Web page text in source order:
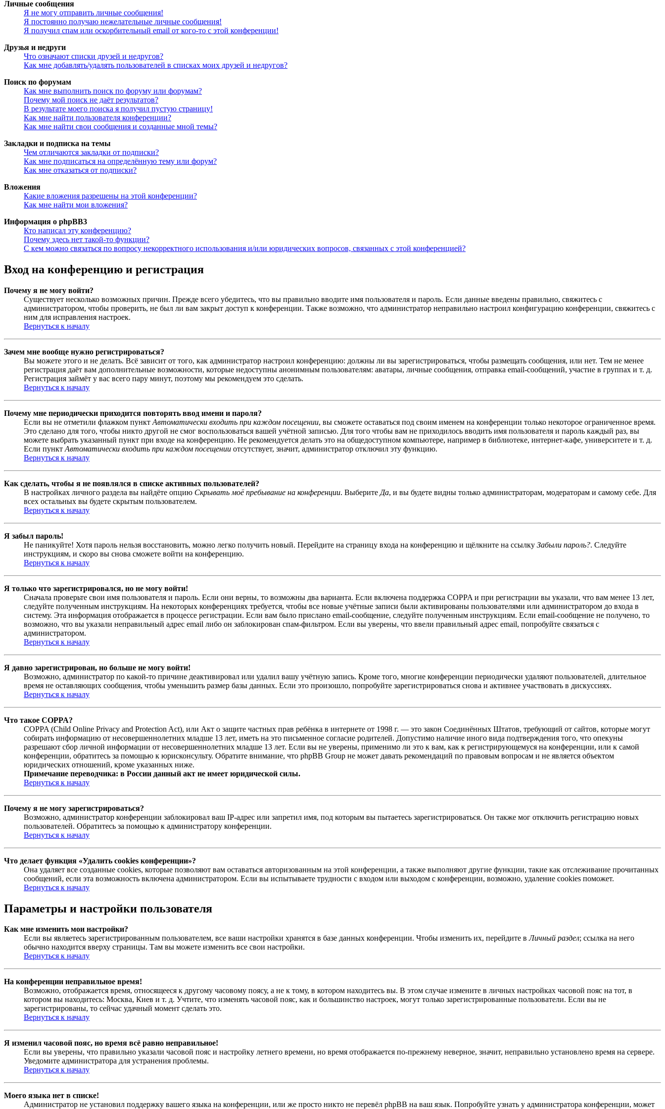
Личные сообщения
Я не могу отправить личные сообщения!
Я постоянно получаю нежелательные личные сообщения!
Я получил спам или оскорбительный email от кого-то с этой конференции!
Друзья и недруги
Что означают списки друзей и недругов?
Как мне добавлять/удалять пользователей в списках моих друзей и недругов?
Поиск по форумам
Как мне выполнить поиск по форуму или форумам?
Почему мой поиск не даёт результатов?
В результате моего поиска я получил пустую страницу!
Как мне найти пользователя конференции?
Как мне найти свои сообщения и созданные мной темы?
Закладки и подписка на темы
Чем отличаются закладки от подписки?
Как мне подписаться на определённую тему или форум?
Как мне отказаться от подписки?
Вложения
Какие вложения разрешены на этой конференции?
Как мне найти мои вложения?
Информация о phpBB3
Кто написал эту конференцию?
Почему здесь нет такой-то функции?
С кем можно связаться по вопросу некорректного использования и/или юридических вопросов, связанных с этой конференцией?
Вход на конференцию и регистрация
Почему я не могу войти?
Существует несколько возможных причин. Прежде всего убедитесь, что вы правильно вводите имя пользователя и пароль. Если данные введены правильно, свяжитесь с
администратором, чтобы проверить, не был ли вам закрыт доступ к конференции. Также возможно, что администратор неправильно настроил конфигурацию конференции, свяжитесь с
ним для исправления настроек.
Вернуться к началу
Зачем мне вообще нужно регистрироваться?
Вы можете этого и не делать. Всё зависит от того, как администратор настроил конференцию: должны ли вы зарегистрироваться, чтобы размещать сообщения, или нет. Тем не менее
регистрация даёт вам дополнительные возможности, которые недоступны анонимным пользователям: аватары, личные сообщения, отправка email-сообщений, участие в группах и т. д.
Регистрация займёт у вас всего пару минут, поэтому мы рекомендуем это сделать.
Вернуться к началу
Почему мне периодически приходится повторять ввод имени и пароля?
Если вы не отметили флажком пункт Автоматически входить при каждом посещении, вы сможете оставаться под своим именем на конференции только некоторое ограниченное время.
Это сделано для того, чтобы никто другой не смог воспользоваться вашей учётной записью. Для того чтобы вам не приходилось вводить имя пользователя и пароль каждый раз, вы
можете выбрать указанный пункт при входе на конференцию. Не рекомендуется делать это на общедоступном компьютере, например в библиотеке, интернет-кафе, университете и т. д.
Если пункт Автоматически входить при каждом посещении отсутствует, значит, администратор отключил эту функцию.
Вернуться к началу
Как сделать, чтобы я не появлялся в списке активных пользователей?
В настройках личного раздела вы найдёте опцию Скрывать моё пребывание на конференции. Выберите Да, и вы будете видны только администраторам, модераторам и самому себе. Для
всех остальных вы будете скрытым пользователем.
Вернуться к началу
Я забыл пароль!
Не паникуйте! Хотя пароль нельзя восстановить, можно легко получить новый. Перейдите на страницу входа на конференцию и щёлкните на ссылку Забыли пароль?. Следуйте
инструкциям, и скоро вы снова сможете войти на конференцию.
Вернуться к началу
Я только что зарегистрировался, но не могу войти!
Сначала проверьте свои имя пользователя и пароль. Если они верны, то возможны два варианта. Если включена поддержка COPPA и при регистрации вы указали, что вам менее 13 лет,
следуйте полученным инструкциям. На некоторых конференциях требуется, чтобы все новые учётные записи были активированы пользователями или администратором до входа в
систему. Эта информация отображается в процессе регистрации. Если вам было прислано email-сообщение, следуйте полученным инструкциям. Если email-сообщение не получено, то
возможно, что вы указали неправильный адрес email либо он заблокирован спам-фильтром. Если вы уверены, что ввели правильный адрес email, попробуйте связаться с
администратором.
Вернуться к началу
Я давно зарегистрирован, но больше не могу войти!
Возможно, администратор по какой-то причине деактивировал или удалил вашу учётную запись. Кроме того, многие конференции периодически удаляют пользователей, длительное
время не оставляющих сообщения, чтобы уменьшить размер базы данных. Если это произошло, попробуйте зарегистрироваться снова и активнее участвовать в дискуссиях.
Вернуться к началу
Что такое COPPA?
COPPA (Child Online Privacy and Protection Act), или Акт о защите частных прав ребёнка в интернете от 1998 г. — это закон Соединённых Штатов, требующий от сайтов, которые могут
собирать информацию от несовершеннолетних младше 13 лет, иметь на это письменное согласие родителей. Допустимо наличие иного вида подтверждения того, что опекуны
разрешают сбор личной информации от несовершеннолетних младше 13 лет. Если вы не уверены, применимо ли это к вам, как к регистрирующемуся на конференции, или к самой
конференции, обратитесь за помощью к юрисконсульту. Обратите внимание, что phpBB Group не может давать рекомендаций по правовым вопросам и не является объектом
юридических отношений, кроме указанных ниже.
Примечание переводчика: в России данный акт не имеет юридической силы.
Вернуться к началу
Почему я не могу зарегистрироваться?
Возможно, администратор конференции заблокировал ваш IP-адрес или запретил имя, под которым вы пытаетесь зарегистрироваться. Он также мог отключить регистрацию новых
пользователей. Обратитесь за помощью к администратору конференции.
Вернуться к началу
Что делает функция «Удалить cookies конференции»?
Она удаляет все созданные cookies, которые позволяют вам оставаться авторизованным на этой конференции, а также выполняют другие функции, такие как отслеживание прочитанных
сообщений, если эта возможность включена администратором. Если вы испытываете трудности с входом или выходом с конференции, возможно, удаление cookies поможет.
Вернуться к началу
Параметры и настройки пользователя
Как мне изменить мои настройки?
Если вы являетесь зарегистрированным пользователем, все ваши настройки хранятся в базе данных конференции. Чтобы изменить их, перейдите вЛичный раздел; ссылка на него
обычно находится вверху страницы. Там вы можете изменить все свои настройки.
Вернуться к началу
На конференции неправильное время!
Возможно, отображается время, относящееся к другому часовому поясу, а не к тому, в котором находитесь вы. В этом случае измените в личных настройках часовой пояс на тот, в
котором вы находитесь: Москва, Киев и т. д. Учтите, что изменять часовой пояс, как и большинство настроек, могут только зарегистрированные пользователи. Если вы не
зарегистрированы, то сейчас удачный момент сделать это.
Вернуться к началу
Я изменил часовой пояс, но время всё равно неправильное!
Если вы уверены, что правильно указали часовой пояс и настройку летнего времени, но время отображается по-прежнему неверное, значит, неправильно установлено время на сервере.
Уведомите администратора для устранения проблемы.
Вернуться к началу
Моего языка нет в списке!
Администратор не установил поддержку вашего языка на конференции, или же просто никто не перевёл phpBB на ваш язык. Попробуйте узнать у администратора конференции, может